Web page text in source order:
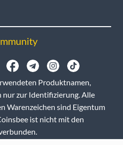
Produktnamen,
nur zur Identifizierung. Alle
Warenzeichen sind Eigentum
ist nicht mit den